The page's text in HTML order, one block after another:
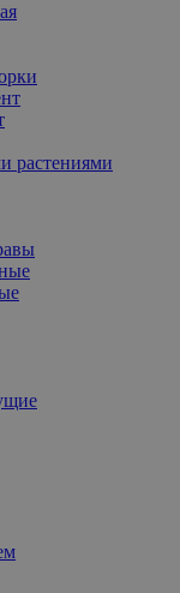
растениями